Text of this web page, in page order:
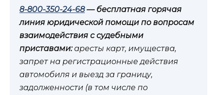
8-800-350-24-68— бесплатная горячая
линия юридической помощи по вопросам
взаимодействия с судебными
приставами:аресты карт, имущества,
запрет на регистрационные действия
автомобиля и выезд за границу,
задолженности (в том числе по